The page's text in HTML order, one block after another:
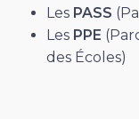
Les PASS
Les PPE
des Écoles)